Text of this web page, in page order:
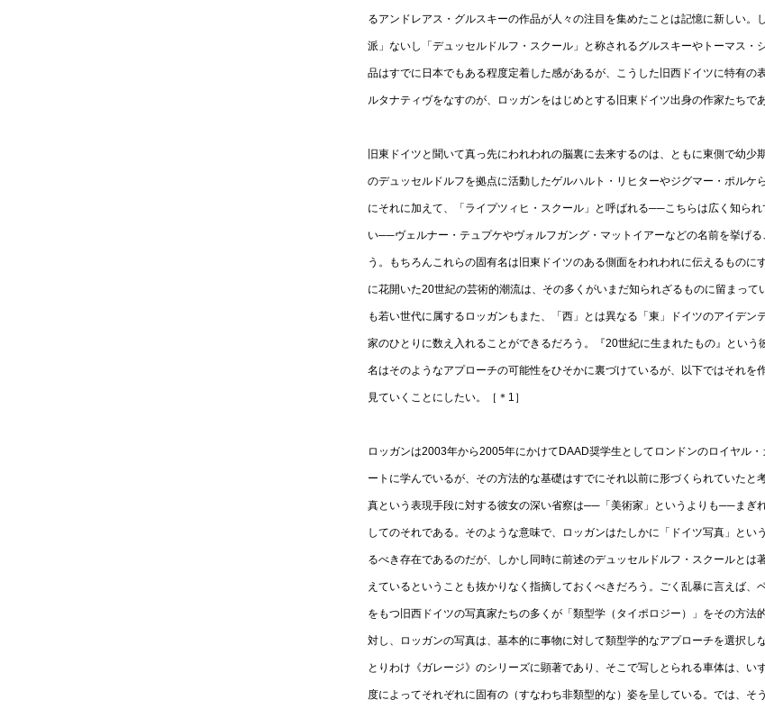
るアンドレアス・グルスキーの作品が人々の注目を集めたことは記憶に新しい。
派」ないし「デュッセルドルフ・スクール」と称されるグルスキーやトーマス・
品はすでに日本でもある程度定着した感があるが、こうした旧西ドイツに特有の
ルタナティヴをなすのが、ロッガンをはじめとする旧東ドイツ出身の作家たちであ
旧東ドイツと聞いて真っ先にわれわれの脳裏に去来するのは、ともに東側で幼少
のデュッセルドルフを拠点に活動したゲルハルト・リヒターやジグマー・ポルケ
にそれに加えて、「ライプツィヒ・スクール」と呼ばれる──こちらは広く知られ
い──ヴェルナー・テュプケやヴォルフガング・マットイアーなどの名前を挙げる
う。もちろんこれらの固有名は旧東ドイツのある側面をわれわれに伝えるものに
に花開いた20世紀の芸術的潮流は、その多くがいまだ知られざるものに留まって
も若い世代に属するロッガンもまた、「西」とは異なる「東」ドイツのアイデン
家のひとりに数え入れることができるだろう。『20世紀に生まれたもの』という
名はそのようなアプローチの可能性をひそかに裏づけているが、以下ではそれを
見ていくことにしたい。［＊1］
ロッガンは2003年から2005年にかけてDAAD奨学生としてロンドンのロイヤル
ートに学んでいるが、その方法的な基礎はすでにそれ以前に形づくられていたと
真という表現手段に対する彼女の深い省察は──「美術家」というよりも──まぎ
してのそれである。そのような意味で、ロッガンはたしかに「ドイツ写真」とい
るべき存在であるのだが、しかし同時に前述のデュッセルドルフ・スクールとは
えているということも抜かりなく指摘しておくべきだろう。ごく乱暴に言えば、
をもつ旧西ドイツの写真家たちの多くが「類型学（タイポロジー）」をその方法
対し、ロッガンの写真は、基本的に事物に対して類型学的なアプローチを選択し
とりわけ《ガレージ》のシリーズに顕著であり、そこで写しとられる車体は、い
度によってそれぞれに固有の（すなわち非類型的な）姿を呈している。では、そ